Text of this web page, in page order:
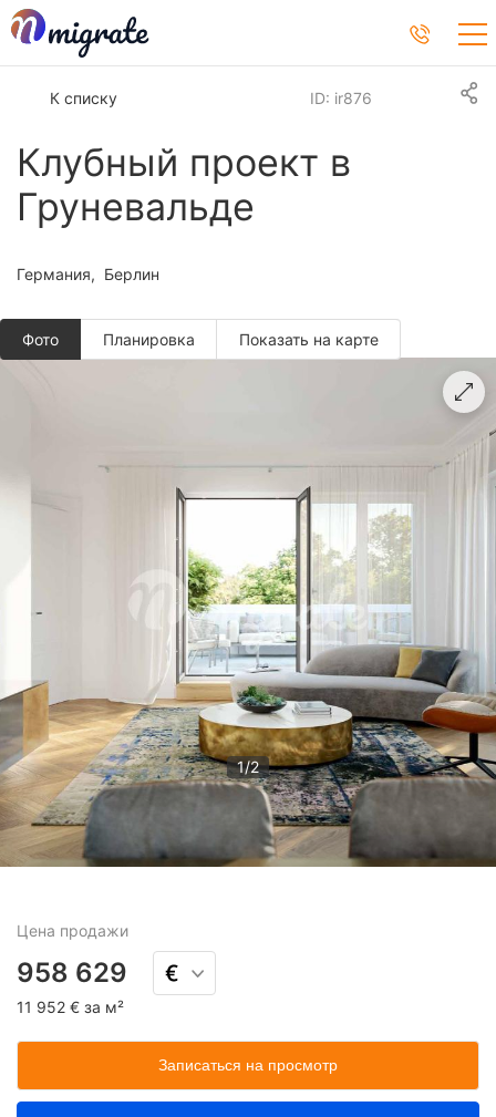
К списку
Клубный проект в
Груневальде
ID: ir876
Германия Берлин
Фото
1/2
Планировкa Показать на карте
Цена продажи
958 629
11 952 € за м²
Записаться на просмотр